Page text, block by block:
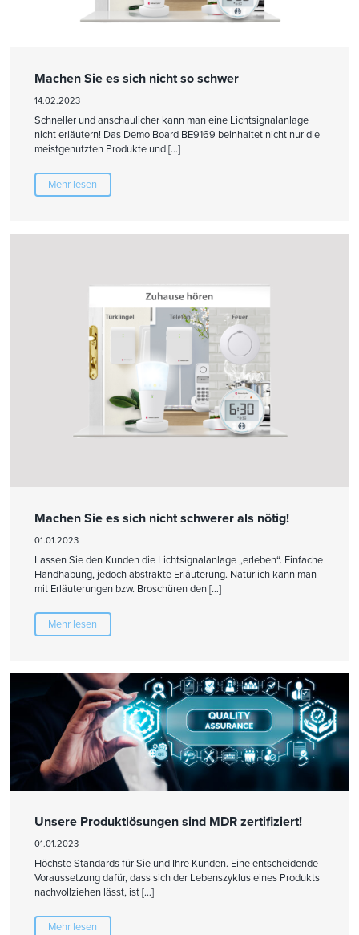
Machen Sie es sich nicht so schwer
14.02.2023
Schneller und anschaulicher kann man eine Lichtsignalanlage
nicht erläutern! Das Demo Board BE9169 beinhaltet nicht nur die
meistgenutzten Produkte und […]
Mehr lesen
Machen Sie es sich nicht schwerer als nötig!
01.01.2023
Lassen Sie den Kunden die Lichtsignalanlage „erleben“. Einfache
Handhabung, jedoch abstrakte Erläuterung. Natürlich kann man
mit Erläuterungen bzw. Broschüren den […]
Mehr lesen
Unsere Produktlösungen sind MDR zertifiziert!
01.01.2023
Höchste Standards für Sie und Ihre Kunden. Eine entscheidende
Voraussetzung dafür, dass sich der Lebenszyklus eines Produkts
nachvollziehen lässt, ist […]
Mehr lesen